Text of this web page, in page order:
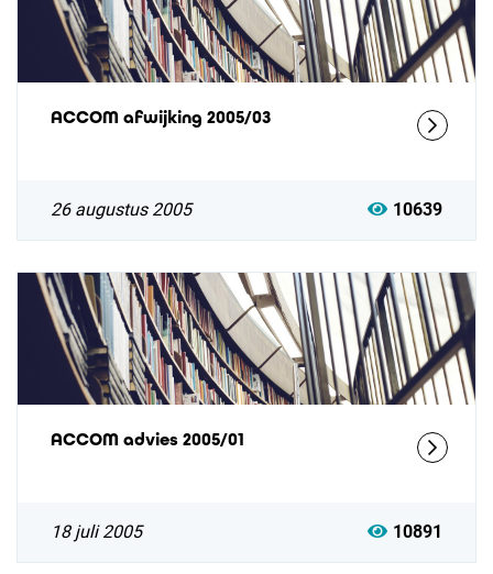
ACCOM afwijking 2005/03
26 augustus 2005 10639
ACCOM advies 2005/01
18 juli 2005 10891